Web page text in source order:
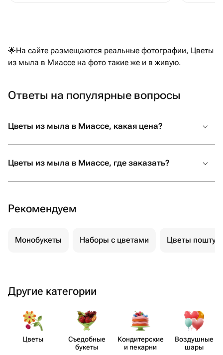
🌟На сайте размещаются реальные фотографии, Цветы
из мыла в Миассе на фото такие же и в живую.
Ответы на популярные вопросы
Цветы из мыла в Миассе, какая цена?
Цветы из мыла в Миассе, где заказать?
Рекомендуем
Монобукеты Наборы с цветами Цветы
Другие категории
Цветы
Съедобные
букеты
Кондит​ерские
и пекарни
Воздушные
шары